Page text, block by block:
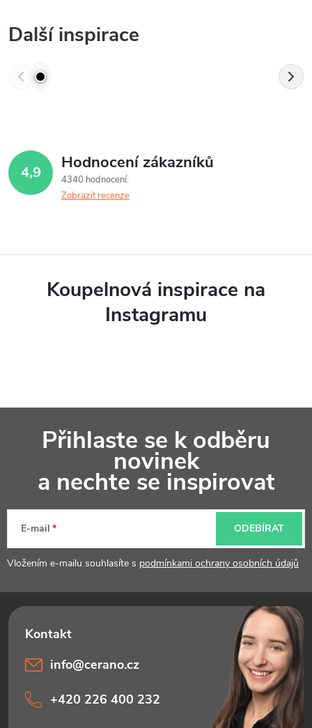
Další inspirace
4,9 Hodnocení zákazníků
4340 hodnocení
Zobrazit recenze
Koupelnová inspirace na
Instagramu
a
Přihlaste se k odběru
novinek
a nechte se inspirovat
E-mail
Vložením e-mailu souhlasíte s podmínkami ochrany osobních údajů
ODEBÍRAT
info@cerano.cz
+420 226 400 232